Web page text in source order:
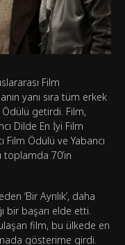
Film
yanı sıra tüm erkek
Ödülü getirdi. Film,
Dilde En İyi Film
Film Ödülü ve Yabancı
toplamda 70’in
‘Bir Ayrılık’, daha
bir başarı elde etti.
film, bu ülkede en
gösterime girdi.